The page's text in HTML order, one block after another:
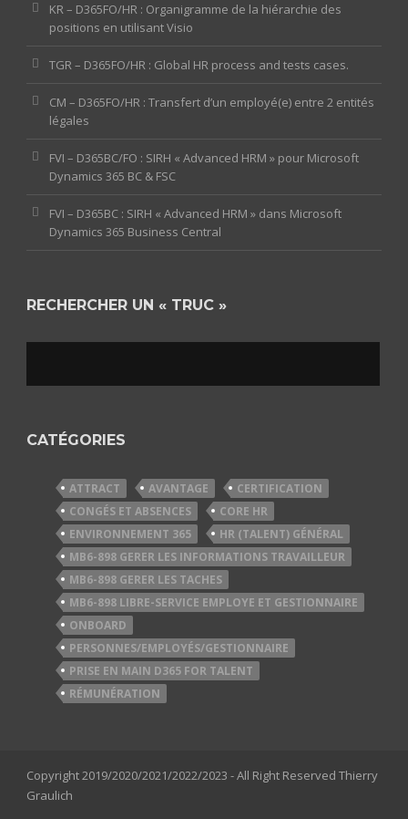
KR – D365FO/HR : Organigramme de la hiérarchie des
positions en utilisant Visio
TGR – D365FO/HR : Global HR process and tests cases.
CM – D365FO/HR : Transfert d’un employé(e) entre 2 entités
légales
FVI – D365BC/FO : SIRH « Advanced HRM » pour Microsoft
Dynamics 365 BC & FSC
FVI – D365BC : SIRH « Advanced HRM » dans Microsoft
Dynamics 365 Business Central
RECHERCHER UN « TRUC »
CATÉGORIES
ATTRACT AVANTAGE
CERTIFICATION
CONGÉS ET ABSENCES
CORE HR
ENVIRONNEMENT 365
HR (TALENT) GÉNÉRAL
MB6-898 GERER LES INFORMATIONS TRAVAILLEUR
MB6-898 GERER LES TACHES
MB6-898 LIBRE-SERVICE EMPLOYE ET GESTIONNAIRE
ONBOARD
PERSONNES/EMPLOYÉS/GESTIONNAIRE
PRISE EN MAIN D365 FOR TALENT
RÉMUNÉRATION
Copyright 2019/2020/2021/2022/2023 - All Right Reserved Thierry
Graulich